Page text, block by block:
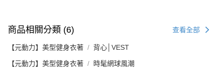
商品相關分類 (6) 查看全部
【元動力】美型健身衣著 背心│VEST
【元動力】美型健身衣著 時髦網球風潮